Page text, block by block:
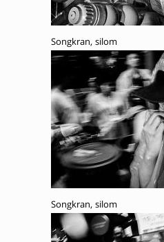
Songkran, silom
Songkran, silom